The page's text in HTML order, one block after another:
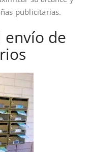
publicitarias.
envío de